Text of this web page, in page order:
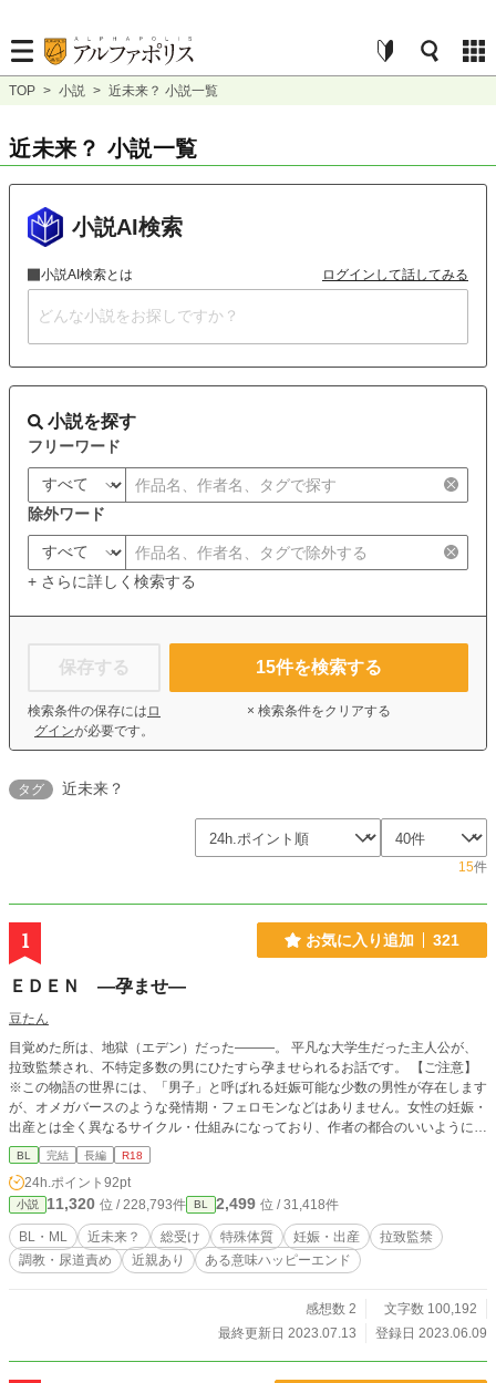
TOP > 小説 > 近未来？ 小説一覧
近未来？ 小説一覧
小説AI検索
小説AI検索とは ログインして話してみる
小説を探す
フリーワード
除外ワード
+ さらに詳しく検索する
保存する
検索条件の保存には ロ
グインが必要です。
15件を検索する
× 検索条件をクリアする
タグ 近未来？
15件
1 お気に入り追加 321
ＥＤＥＮ ―孕ませ―
豆たん
目覚めた所は、地獄（エデン）だった―――。 平凡な大学生だった主人公が、
拉致監禁され、不特定多数の男にひたすら孕ませられるお話です。 【ご注意】
※この物語の世界には、「男子」と呼ばれる妊娠可能な少数の男性が存在します
が、オメガバースのような発情期・フェロモンなどはありません。女性の妊娠・
出産とは全く異なるサイクル・仕組みになっており、作者の都合のいいように作
られた独自の世界観による、倫理観ゼロのフィクションです。その点ご了承の上
お読み下さい。 ※近親・出産シーンあり。女性蔑視のような発言が出る箇所が
あります。気になる方はお読みにならないことをお勧め致します。 ※前半はほ
とんどがエロシーンです。
BL 完結 長編 R18
24h.ポイント 92pt
小説 11,320 位 / 228,793件 BL 2,499 位 / 31,418件
BL・ML 近未来？ 総受け 特殊体質 妊娠・出産
拉致監禁
調教・尿道責め
近親あり ある意味ハッピーエンド
感想数 2
文字数 100,192
最終更新日 2023.07.13
登録日 2023.06.09